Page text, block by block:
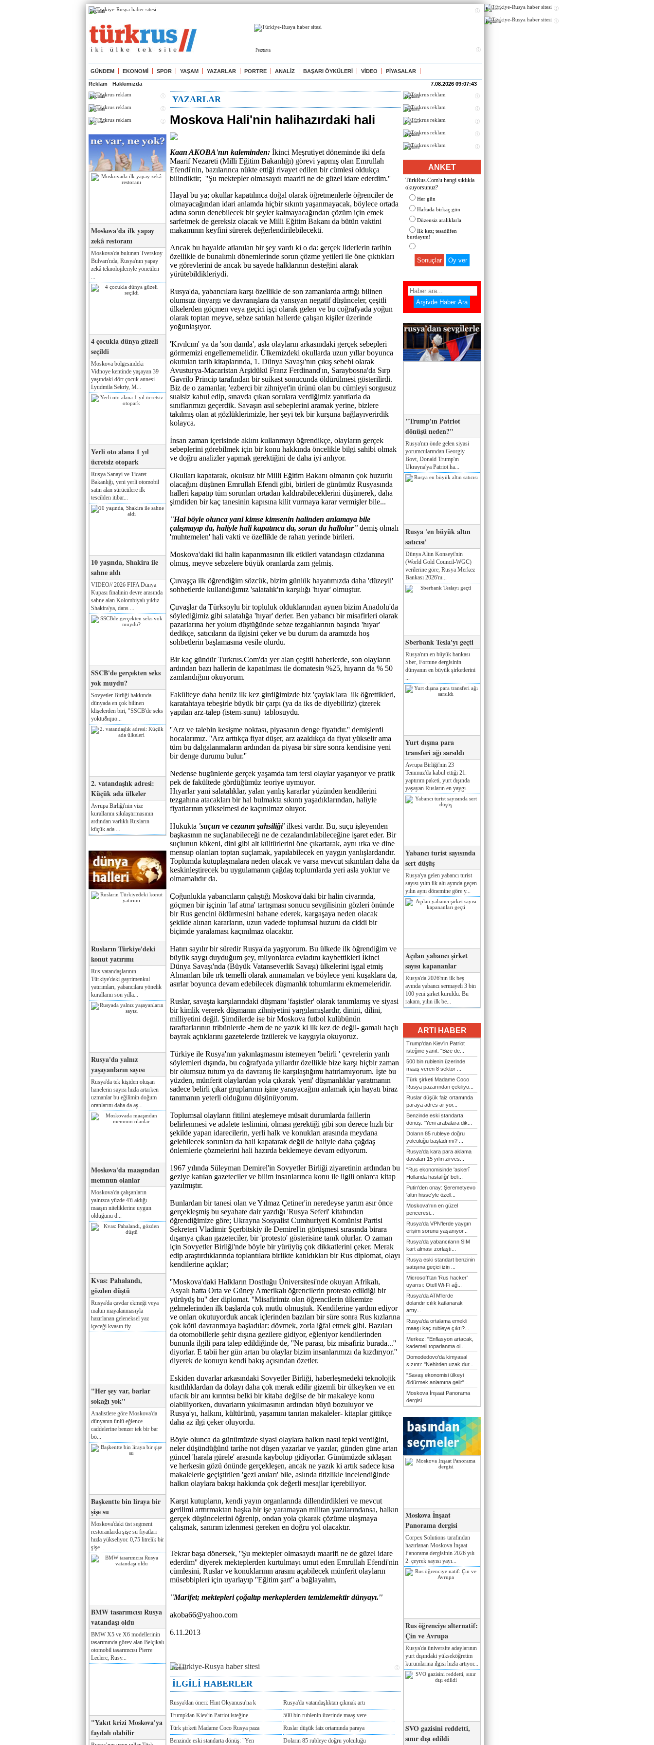
Реклама
Реклама
GÜNDEM EKONOMİ SPOR YAŞAM YAZARLAR PORTRE ANALİZ BAŞARI ÖYKÜLERİ VİDEO PİYASALAR
Reklam Hakkımızda 7.08.2026 09:07:43
Реклама
Реклама
Реклама
Moskova'da ilk yapay
zekâ restoranı
Moskova'da bulunan Tverskoy
Bulvarı'nda, Rusya'nın yapay
zekâ teknolojileriyle yönetilen
4 çocukla dünya güzeli
seçildi
Moskova bölgesindeki
Vidnoye kentinde yaşayan 39
yaşındaki dört çocuk annesi
Lyudmila Sekriy, M...
Yerli oto alana 1 yıl
ücretsiz otopark
Rusya Sanayi ve Ticaret
Bakanlığı, yeni yerli otomobil
satın alan sürücülere ilk
tescilden itibar...
10 yaşında, Shakira ile
sahne aldı
VIDEO// 2026 FIFA Dünya
Kupası finalinin devre arasında
sahne alan Kolombiyalı yıldız
Shakira'ya, dans ...
SSCB'de gerçekten seks
yok muydu?
Sovyetler Birliği hakkında
dünyada en çok bilinen
klişelerden biri, "SSCB'de seks
yoktu&quo...
2. vatandaşlık adresi:
Küçük ada ülkeler
Avrupa Birliği'nin vize
kurallarını sıkılaştırmasının
ardından varlıklı Rusların
küçük ada ...
Rusların Türkiye'deki
konut yatırımı
Rus vatandaşlarının
Türkiye'deki gayrimenkul
yatırımları, yabancılara yönelik
kuralların son yılla...
Rusya'da yalnız
yaşayanların sayısı
Rusya'da tek kişiden oluşan
hanelerin sayısı hızla artarken
uzmanlar bu eğilimin doğum
oranlarını daha da aş...
Moskova'da maaşından
memnun olanlar
Moskova'da çalışanların
yalnızca yüzde 4'ü aldığı
maaşın niteliklerine uygun
olduğunu d...
Kvas: Pahalandı,
gözden düştü
Rusya'da çavdar ekmeği veya
maltın mayalanmasıyla
hazırlanan geleneksel yaz
içeceği kvasın fiy...
"Her şey var, barlar
sokağı yok"
Analistlere göre Moskova'da
dünyanın ünlü eğlence
caddelerine benzer tek bir bar
bö...
Başkentte bin liraya bir
şişe su
Moskova'daki üst segment
restoranlarda şişe su fiyatları
hızla yükseliyor. 0,75 litrelik bir
şişe ...
BMW tasarımcısı Rusya
vatandaşı oldu
BMW X5 ve X6 modellerinin
tasarımında görev alan Belçikalı
otomobil tasarımcısı Pierre
Leclerc, Rusy...
"Yakıt krizi Moskova'ya
faydalı olabilir
YAZARLAR
Moskova Hali'nin halihazırdaki hali
Kaan AKOBA'nın kaleminden: İkinci Meşrutiyet döneminde iki defa
Maarif Nezareti (Milli Eğitim Bakanlığı) görevi yapmış olan Emrullah
Efendi'nin, bazılarınca nükte ettiği rivayet edilen bir cümlesi oldukça
bilindiktir; ''Şu mektepler olmasaydı maarifi ne de güzel idare ederdim.''
Hayal bu ya; okullar kapatılınca doğal olarak öğretmenlerle öğrenciler de
olmayacağından idari anlamda hiçbir sıkıntı yaşanmayacak, böylece ortada
adına sorun denebilecek bir şeyler kalmayacağından çözüm için emek
sarfetmek de gereksiz olacak ve Milli Eğitim Bakanı da bütün vaktini
makamının keyfini sürerek değerlendirilebilecekti.
Ancak bu hayalde atlanılan bir şey vardı ki o da: gerçek liderlerin tarihin
özellikle de bunalımlı dönemlerinde sorun çözme yetileri ile öne çıktıkları
ve görevlerini de ancak bu sayede halklarının desteğini alarak
yürütebildikleriydi.
Rusya'da, yabancılara karşı özellikle de son zamanlarda arttığı bilinen
olumsuz önyargı ve davranışlara da yansıyan negatif düşünceler, çeşitli
ülkelerden göçmen veya geçici işçi olarak gelen ve bu coğrafyada yoğun
olarak toptan meyve, sebze satılan hallerde çalışan kişiler üzerinde
yoğunlaşıyor.
'Kıvılcım' ya da 'son damla', asla olayların arkasındaki gerçek sebepleri
görmemizi engellememelidir. Ülkemizdeki okullarda uzun yıllar boyunca
okutulan tarih kitaplarında, 1. Dünya Savaşı'nın çıkış sebebi olarak
Avusturya-Macaristan Arşidükü Franz Ferdinand'ın, Saraybosna'da Sırp
Gavrilo Princip tarafından bir suikast sonucunda öldürülmesi gösterilirdi.
Biz de o zamanlar, 'ezberci bir zihniyet'in ürünü olan bu cümleyi sorgusuz
sualsiz kabul edip, sınavda çıkan sorulara verdiğimiz yanıtlarla da
sınıflarımızı geçerdik. Savaşın asıl sebeplerini aramak yerine, bizlere
takılmış olan at gözlüklerimizle, her şeyi tek bir kurşuna bağlayıverirdik
kolayca.
İnsan zaman içerisinde aklını kullanmayı öğrendikçe, olayların gerçek
sebeplerini görebilmek için bir konu hakkında öncelikle bilgi sahibi olmak
ve doğru analizler yapmak gerektiğini de daha iyi anlıyor.
Okulları kapatarak, okulsuz bir Milli Eğitim Bakanı olmanın çok huzurlu
olacağını düşünen Emrullah Efendi gibi, birileri de günümüz Rusyasında
halleri kapatıp tüm sorunları ortadan kaldırabileceklerini düşünerek, daha
şimdiden bir kaç tanesinin kapısına kilit vurmaya karar vermişler bile...
''Hal böyle olunca yani kimse kimsenin halinden anlamaya bile
çalışmayıp da, haliyle hali kapatınca da, sorun da hallolur'' demiş olmalı
'muhtemelen' hali vakti ve özellikle de rahatı yerinde birileri.
Moskova'daki iki halin kapanmasının ilk etkileri vatandaşın cüzdanına
olmuş, meyve sebzelere büyük oranlarda zam gelmiş.
Çuvaşça ilk öğrendiğim sözcük, bizim günlük hayatımızda daha 'düzeyli'
sohbetlerde kullandığımız 'salatalık'ın karşılığı 'hıyar' olmuştur.
Çuvaşlar da Türksoylu bir topluluk olduklarından aynen bizim Anadolu'da
söylediğimiz gibi salatalığa 'hıyar' derler. Ben yabancı bir misafirleri olarak
pazarlarına her yolum düştüğünde sebze tezgahlarının başında 'hıyar'
dedikçe, satıcıların da ilgisini çeker ve bu durum da aramızda hoş
sohbetlerin başlamasına vesile olurdu.
Bir kaç gündür Turkrus.Com'da yer alan çeşitli haberlerde, son olayların
ardından bazı hallerin de kapatılması ile domatesin %25, hıyarın da % 50
zamlandığını okuyorum.
Fakülteye daha henüz ilk kez girdiğimizde biz 'çaylak'lara ilk öğrettikleri,
karatahtaya tebeşirle büyük bir çarpı (ya da iks de diyebiliriz) çizerek
yapılan arz-talep (istem-sunu) tablosuydu.
''Arz ve talebin kesişme noktası, piyasanın denge fiyatıdır.'' demişlerdi
hocalarımız. ''Arz arttıkça fiyat düşer, arz azaldıkça da fiyat yükselir ama
tüm bu dalgalanmaların ardından da piyasa bir süre sonra kendisine yeni
bir denge durumu bulur.''
Nedense bugünlerde gerçek yaşamda tam tersi olaylar yaşanıyor ve pratik
pek de fakültede gördüğümüz teoriye uymuyor.
Hıyarlar yani salatalıklar, yalan yanlış kararlar yüzünden kendilerini
tezgahına atacakları bir hal bulmakta sıkıntı yaşadıklarından, haliyle
fiyatlarının yükselmesi de kaçınılmaz oluyor.
Hukukta 'suçun ve cezanın şahsiliği' ilkesi vardır. Bu, suçu işleyenden
başkasının ne suçlanabileceği ne de cezalandırılabileceğine işaret eder. Bir
suçlunun kökeni, dini gibi alt kültürlerini öne çıkartarak, aynı ırka ve dine
mensup olanları toptan suçlamak, yapılabilecek en yaygın yanlışlardandır.
Toplumda kutuplaşmalara neden olacak ve varsa mevcut sıkıntıları daha da
keskinleştirecek bu uygulamanın çağdaş toplumlarda yeri asla yoktur ve
olmamalıdır da.
Çoğunlukla yabancıların çalıştığı Moskova'daki bir halin civarında,
göçmen bir işçinin 'laf atma' tartışması sonucu sevgilisinin gözleri önünde
bir Rus gencini öldürmesini bahane ederek, kargaşaya neden olacak
şekilde alınan kararların, uzun vadede toplumsal huzuru da ciddi bir
biçimde yaralaması kaçınılmaz olacaktır.
Hatırı sayılır bir süredir Rusya'da yaşıyorum. Bu ülkede ilk öğrendiğim ve
büyük saygı duyduğum şey, milyonlarca evladını kaybettikleri İkinci
Dünya Savaşı'nda (Büyük Vatanseverlik Savaşı) ülkelerini işgal etmiş
Almanları bile ırk temelli olarak anmamaları ve böylece yeni kuşaklara da,
asırlar boyunca devam edebilecek düşmanlık tohumlarını ekmemeleridir.
Ruslar, savaşta karşılarındaki düşmanı 'faşistler' olarak tanımlamış ve siyasi
bir kimlik vererek düşmanın zihniyetini yargılamışlardır, dinini, dilini,
milliyetini değil. Şimdilerde ise bir Moskova futbol kulübünün
taraftarlarının tribünlerde -hem de ne yazık ki ilk kez de değil- gamalı haçlı
bayrak açtıklarını gazetelerde üzülerek ve kaygıyla okuyoruz.
Türkiye ile Rusya'nın yakınlaşmasını istemeyen 'belirli ' çevrelerin yanlı
söylemleri dışında, bu coğrafyada yıllardır özellikle bize karşı hiçbir zaman
bir olumsuz tutum ya da davranış ile karşılaştığımı hatırlamıyorum. İşte bu
yüzden, münferit olaylardan yola çıkarak 'yeni' düşmanlıklar yaratmanın
sadece belirli çıkar gruplarının işine yarayacağını anlamak için hayatı biraz
tanımanın yeterli olduğunu düşünüyorum.
Toplumsal olayların fitilini ateşlemeye müsait durumlarda faillerin
belirlenmesi ve adalete teslimini, olması gerektiği gibi son derece hızlı bir
şekilde yapan idarecilerin, yerli halk ve konukları arasında meydana
gelebilecek sorunları da hali kapatarak değil de haliyle daha çağdaş
önlemlerle çözmelerini hali hazırda beklemeye devam ediyorum.
1967 yılında Süleyman Demirel'in Sovyetler Birliği ziyaretinin ardından bu
geziye katılan gazeteciler ve bilim insanlarınca konu ile ilgili onlarca kitap
yazılmıştır.
Bunlardan bir tanesi olan ve Yılmaz Çetiner'in neredeyse yarım asır önce
gerçekleşmiş bu seyahate dair yazdığı 'Rusya Seferi' kitabından
öğrendiğimize göre; Ukrayna Sosyalist Cumhuriyeti Komünist Partisi
Sekreteri Vladimir Şçerbitskiy ile Demirel'in görüşmesi sırasında birara
dışarıya çıkan gazeteciler, bir 'protesto' gösterisine tanık olurlar. O zaman
için Sovyetler Birliği'nde böyle bir yürüyüş çok dikkatlerini çeker. Merak
edip araştırdıklarında toplantılara birlikte katıldıkları bir Rus diplomat, olayı
kendilerine açıklar;
''Moskova'daki Halkların Dostluğu Üniversitesi'nde okuyan Afrikalı,
Asyalı hatta Orta ve Güney Amerikalı öğrencilerin protesto edildiği bir
yürüyüş bu'' der diplomat. ''Misafirimiz olan öğrencilerin ülkemize
gelmelerinden ilk başlarda çok mutlu olmuştuk. Kendilerine yardım ediyor
ve onları okutuyorduk ancak içlerinden bazıları bir süre sonra Rus kızlarına
çok kötü davranmaya başladılar: dövmek, zorla iğfal etmek gibi. Bazıları
da otomobillerle şehir dışına gezilere gidiyor, eğleniyor kendilerinden
bununla ilgili para talep edildiğinde de, ''Ne parası, biz misafiriz burada...''
diyorlar. E tabii her gün artan bu olaylar bizim insanlarımızı da kızdırıyor.''
diyerek de konuyu kendi bakış açısından özetler.
Eskiden duvarlar arkasındaki Sovyetler Birliği, haberleşmedeki teknolojik
kısıtlılıklardan da dolayı daha çok merak edilir gizemli bir ülkeyken ve en
ufacık bir anı kırıntısı belki bir kitaba değilse de bir makaleye konu
olabiliyorken, duvarların yıkılmasının ardından büyü bozuluyor ve
Rusya'yı, halkını, kültürünü, yaşamını tanıtan makaleler- kitaplar gittikçe
daha az ilgi çeker oluyordu.
Böyle olunca da günümüzde siyasi olaylara halkın nasıl tepki verdiğini,
neler düşündüğünü tarihe not düşen yazarlar ve yazılar, günden güne artan
güncel 'harala gürele' arasında kaybolup gidiyorlar. Günümüzde sıklaşan
ve herkesin gözü önünde gerçekleşen, ancak ne yazık ki artık sadece kısa
makalelerle geçiştirilen 'gezi anıları' bile, aslında titizlikle incelendiğinde
halkın olaylara bakışı hakkında çok değerli mesajlar içerebiliyor.
Karşıt kutupların, kendi yayın organlarında dillendirdikleri ve mevcut
gerilimi arttırmaktan başka bir işe yaramayan militan yazılarındansa, halkın
gerçek düşüncelerini öğrenip, ondan yola çıkarak çözüme ulaşmaya
çalışmak, sanırım izlenmesi gereken en doğru yol olacaktır.
Tekrar başa dönersek, ''Şu mektepler olmasaydı maarifi ne de güzel idare
ederdim'' diyerek mekteplerden kurtulmayı umut eden Emrullah Efendi'nin
cümlesini, Ruslar ve konuklarının arasını açabilecek münferit olayların
müsebbipleri için uyarlayıp ''Eğitim şart'' a bağlayalım,
''Marifet; mektepleri çoğaltıp merkeplerden temizlemektir dünyayı.''
akoba66@yahoo.com
6.11.2013
Реклама
İLGİLİ HABERLER
Rusya'dan öneri: Hint Okyanusu'na k
Rusya'da vatandaşlıktan çıkmak artı
Trump'dan Kiev'in Patriot isteğine
500 bin rublenin üzerinde maaş vere
Türk şirketi Madame Coco Rusya paza
Ruslar düşük faiz ortamında paraya
Benzinde eski standarta dönüş: "Yen
Doların 85 rubleye doğru yolculuğu
Реклама
Реклама
Реклама
Реклама
Реклама
ANKET
TürkRus.Com'u hangi sıklıkla
okuyorsunuz?
Her gün
Haftada birkaç gün
Düzensiz aralıklarla
İlk kez; tesadüfen
burdayım!
Sonuçlar
"Trump'ın Patriot
dönüşü neden?"
Rusya'nın önde gelen siyasi
yorumcularından Georgiy
Bovt, Donald Trump'ın
Ukrayna'ya Patriot ha...
Rusya 'en büyük altın
satıcısı'
Dünya Altın Konseyi'nin
(World Gold Council-WGC)
verilerine göre, Rusya Merkez
Bankası 2026'nı...
Sberbank Tesla'yı geçti
Rusya'nın en büyük bankası
Sber, Fortune dergisinin
dünyanın en büyük şirketlerini
...
Yurt dışına para
transferi ağı sarsıldı
Avrupa Birliği'nin 23
Temmuz'da kabul ettiği 21.
yaptırım paketi, yurt dışında
yaşayan Rusların en yaygı...
Yabancı turist sayısında
sert düşüş
Rusya'ya gelen yabancı turist
sayısı yılın ilk altı ayında geçen
yılın aynı dönemine göre y...
Açılan yabancı şirket
sayısı kapananlar
Rusya'da 2026'nın ilk beş
ayında yabancı sermayeli 3 bin
100 yeni şirket kuruldu. Bu
rakam, yılın ilk be...
ARTI HABER
Trump'dan Kiev'in Patriot
isteğine yanıt: "Bize de...
500 bin rublenin üzerinde
maaş veren 8 sektör ...
Türk şirketi Madame Coco
Rusya pazarından çekiliyo...
Ruslar düşük faiz ortamında
paraya adres arıyor...
Benzinde eski standarta
dönüş: "Yeni arabalara dik...
Doların 85 rubleye doğru
yolculuğu başladı mı? ...
Rusya'da kara para aklama
davaları 15 yılın zirves...
"Rus ekonomisinde 'askerî
Hollanda hastalığı' beli...
Putin'den onay: Şeremetyevo
'altın hisse'yle özell...
Moskova'nın en güzel
penceresi...
Rusya'da VPN'lerde yaygın
erişim sorunu yaşanıyor...
Rusya'da yabancıların SIM
kart alması zorlaştı...
Rusya eski standart benzinin
satışına geçici izin ...
Microsoft'tan 'Rus hacker'
uyarısı: Otell Wi-Fi ağ...
Rusya'da ATM'lerde
dolandırıcılık katlanarak
artıy...
Rusya'da ortalama emekli
maaşı kaç rubleye çıktı?...
Merkez: "Enflasyon artacak,
kademeli toparlanma ol...
Domodedovo'da kimyasal
sızıntı: "Nehirden uzak dur...
"Savaş ekonomisi ülkeyi
öldürmek anlamına gelir"...
Moskova İnşaat Panorama
dergisi...
Moskova İnşaat
Panorama dergisi
Corpex Solutions tarafından
hazırlanan Moskova İnşaat
Panorama dergisinin 2026 yılı
2. çeyrek sayısı yayı...
Rus öğrenciye alternatif:
Çin ve Avrupa
Rusya'da üniversite adaylarının
yurt dışındaki yükseköğretim
kurumlarına ilgisi hızla artıyor...
SVO gazisini reddetti,
sınır dışı edildi
Реклама
Реклама